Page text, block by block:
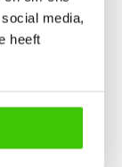
media,
heeft